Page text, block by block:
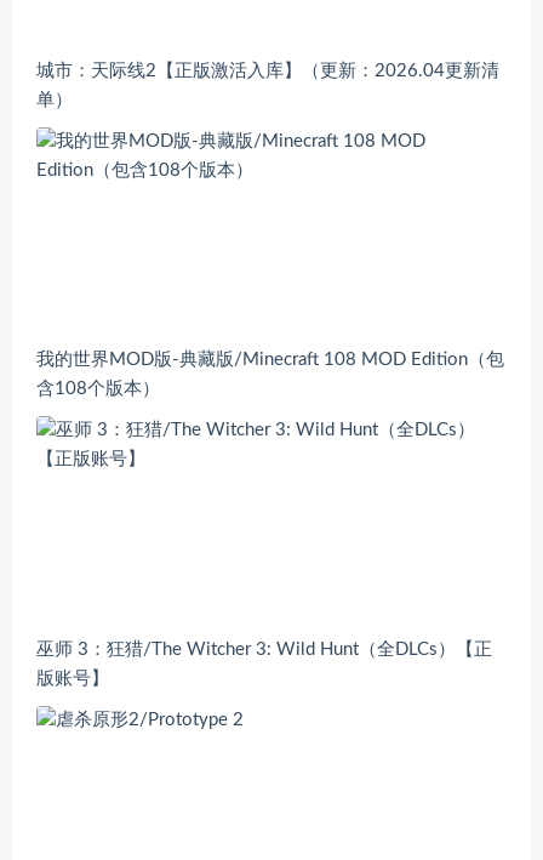
城市：天际线2【正版激活入库】（更新：2026.04更新清
单）
我的世界MOD版-典藏版/Minecraft 108 MOD Edition（包
含108个版本）
巫师 3：狂猎/The Witcher 3: Wild Hunt（全DLCs）【正
版账号】